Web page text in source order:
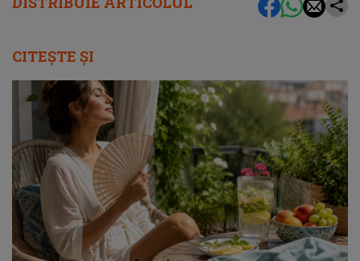
CITEȘTE ȘI